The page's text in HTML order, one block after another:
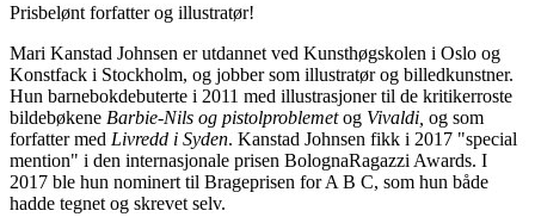
Prisbelønt forfatter og illustratør!
Mari Kanstad Johnsen er utdannet ved Kunsthøgskolen i Oslo og
Konstfack i Stockholm, og jobber som illustratør og billedkunstner.
Hun barnebokdebuterte i 2011 med illustrasjoner til de kritikerroste
bildebøkene Barbie-Nils og pistolproblemetog Vivaldi, og som
forfatter med Livredd i Syden. Kanstad Johnsen fikk i 2017 "special
mention" i den internasjonale prisen BolognaRagazzi Awards. I
2017 ble hun nominert til Brageprisen for A B C, som hun både
hadde tegnet og skrevet selv.